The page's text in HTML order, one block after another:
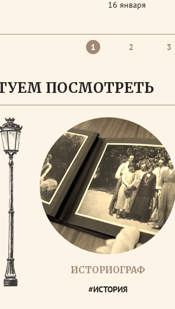
16 января
1 2 3
ПОСМОТРЕТЬ
ИСТОРИОГРАФ
#ИСТОРИЯ